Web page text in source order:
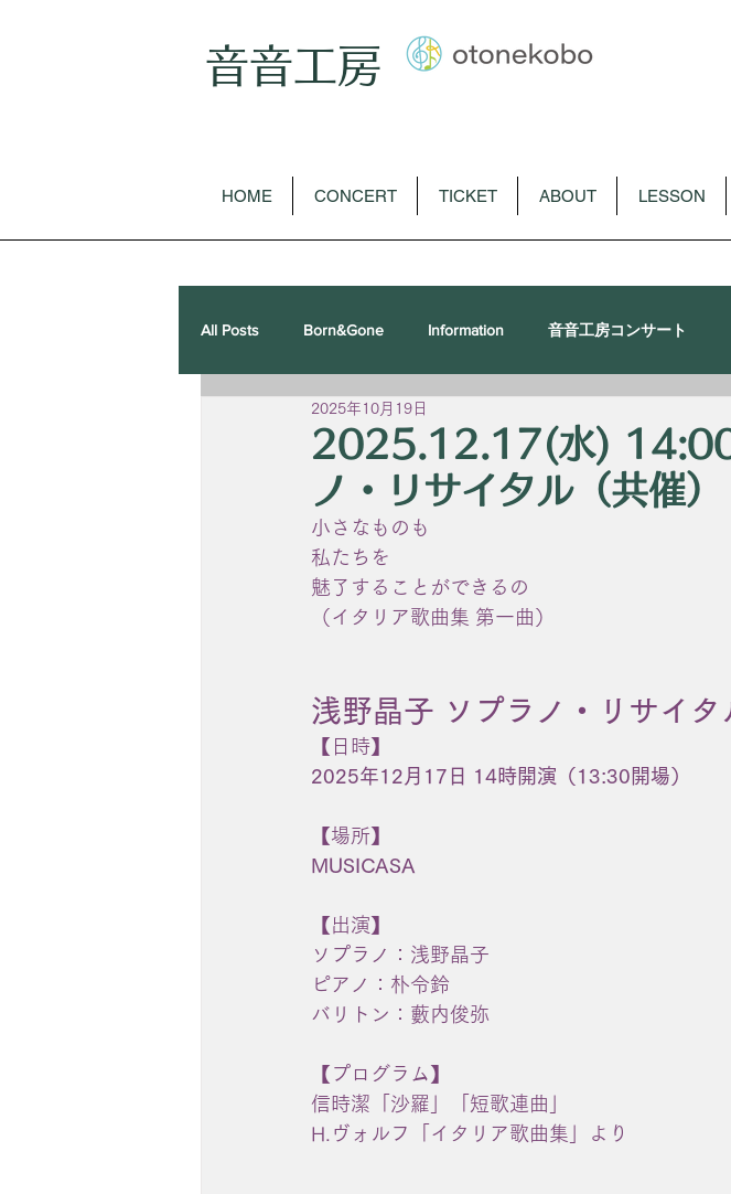
音音工房
HOME CONCERT TICKET ABOUT LESSON
All Posts Born&Gone Information 音音工房コンサート
オペラ ピアノソロ
2025.12.17(水) 14:00
ノ・リサイタル（共催）
2025年10月19日
小さなものも
私たちを
魅了することができるの
（イタリア歌曲集 第一曲）
浅野晶子 ソプラノ・リサイタ
【日時】
2025年12月17日 14時開演（13:30開場）
【場所】
MUSICASA
【出演】
ソプラノ：浅野晶子
ピアノ：朴令鈴
バリトン：藪内俊弥
【プログラム】
信時潔「沙羅」「短歌連曲」
H.ヴォルフ「イタリア歌曲集」より